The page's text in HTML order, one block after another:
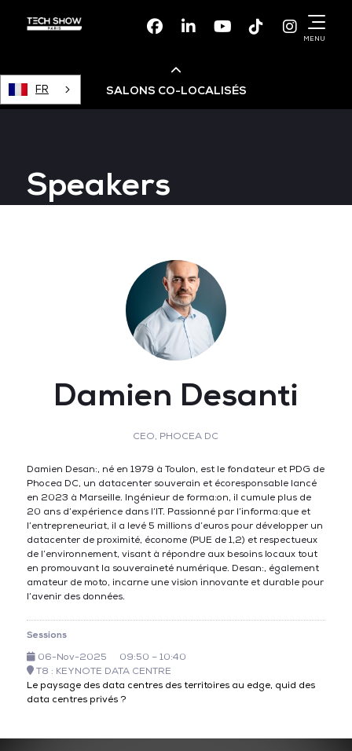
FacebookLinkedinYoutubeTikTok
MENU
FR SALONS CO-LOCALISÉS
Devops Live
Data & AI Leaders Summit
Speakers
Damien Desanti
CEO, PHOCEA DC
Damien Desan:, né en 1979 à Toulon, est le fondateur et PDG de
Phocea DC, un datacenter souverain et écoresponsable lancé
en 2023 à Marseille. Ingénieur de forma:on, il cumule plus de
20 ans d’expérience dans l’IT. Passionné par l’informa:que et
l’entrepreneuriat, il a levé 5 millions d’euros pour développer un
datacenter de proximité, économe (PUE de 1,2) et respectueux
de l’environnement, visant à répondre aux besoins locaux tout
en promouvant la souveraineté numérique. Desan:, également
amateur de moto, incarne une vision innovante et durable pour
l’avenir des données.
Sessions
06-Nov-2025
09:50 – 10:40
T8 : KEYNOTE DATA CENTRE
Le paysage des data centres des territoires au edge, quid des
data centres privés ?